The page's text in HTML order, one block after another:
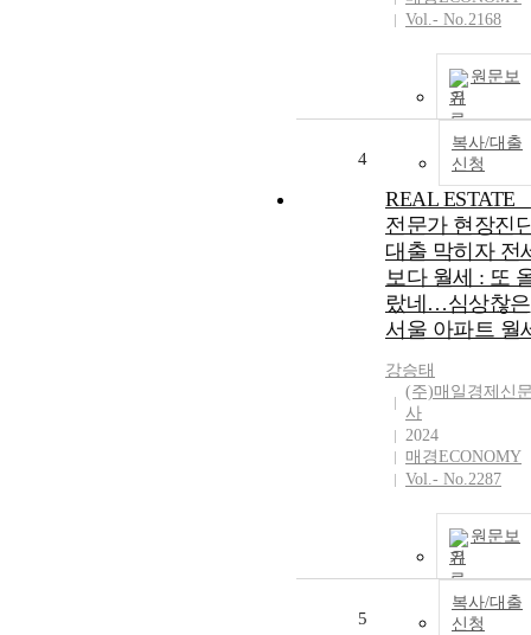
Vol.- No.2168
원문보
기
복사/대출
신청
4
REAL ESTATE _
전문가 현장진
대출 막히자 전
보다 월세 : 또
랐네…심상찮은
서울 아파트 월
강승태
(주)매일경제신
사
2024
매경ECONOMY
Vol.- No.2287
원문보
기
복사/대출
신청
5